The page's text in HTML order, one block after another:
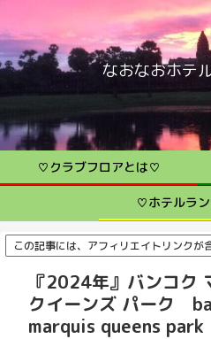
なおなおホテ
♡クラブフロアとは♡
♡ホテルラ
この記事には、アフィリエイトリンクが
『2024年』バンコク
クイーンズ パーク
marquis queens park